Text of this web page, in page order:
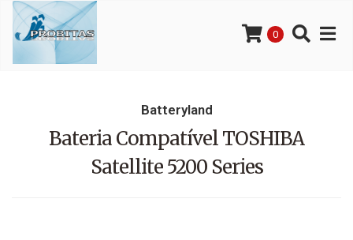
0
Batteryland
Bateria Compatível TOSHIBA
Satellite 5200 Series